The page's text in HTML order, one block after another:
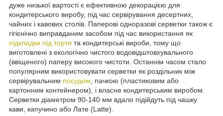
дуже низької вартості є ефективною декорацією для
кондитерського виробу, під час сервірування десертних,
чайних і кавових столів. Паперові одноразові серветки також є
гігієнічно виправданим засобом під час використання як
підкладки під торти та кондитерські вироби, тому що
виготовлені з екологічно чистого водовідштовхувального
(ввіщеного) паперу високого чистоти. Останнім часом стало
популярним використовувати серветки як роздільник між
сервірувальним посудом , пачкою (пластиковим або
картонним контейнером), і власне кондитерським виробом.
Серветки діаметром 90-140 мм вдало підійдуть під чашку
кави, капучино або Лате (Latte).